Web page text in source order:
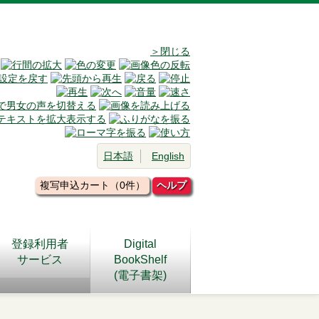
＞閉じる
日本語 English
複写申込カート（0件） ヘルプ
登録利用者
サービス
Digital
BookShelf
(電子書架)